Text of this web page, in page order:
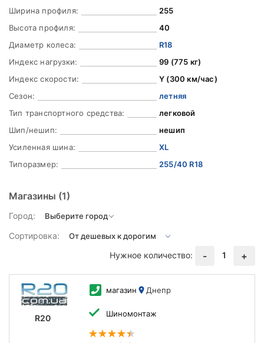
Ширина профиля:
255
Высота профиля:
40
Диаметр колеса:
R18
Индекс нагрузки:
99 (775 кг)
Индекс скорости:
Y (300 км/час)
Сезон:
летняя
Тип транспортного средства:
легковой
Шип/нешип:
нешип
Усиленная шина:
XL
Типоразмер:
255/40 R18
Магазины (1)
Город:
Сортировка:
Нужное количество:
- 1 +
R20
магазин Днепр
Шиномонтаж